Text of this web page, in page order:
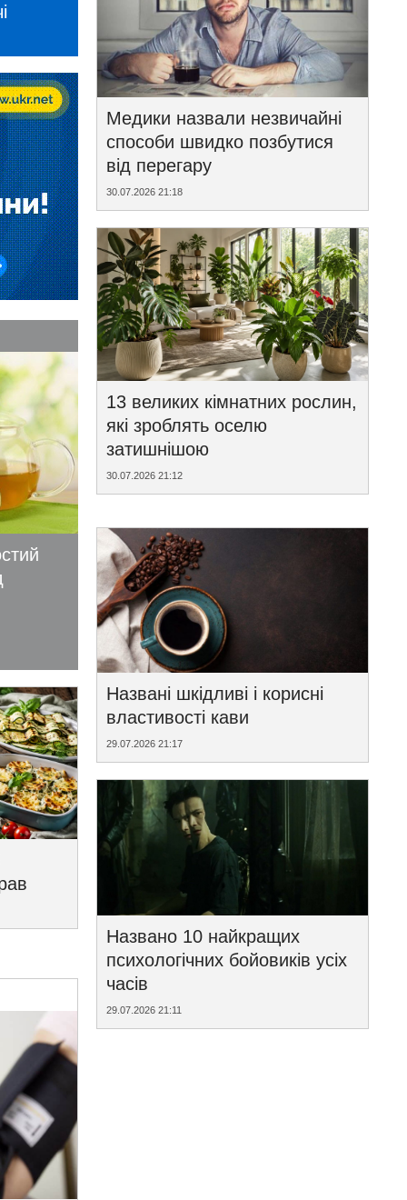
Медики назвали незвичайні
способи швидко позбутися
від перегару
30.07.2026 21:18
13 великих кімнатних рослин,
які зроблять оселю
затишнішою
30.07.2026 21:12
Названі шкідливі і корисні
властивості кави
29.07.2026 21:17
Названо 10 найкращих
психологічних бойовиків усіх
часів
29.07.2026 21:11